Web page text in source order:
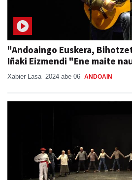
"Andoaingo Euskera,
Iñaki Eizmendi "Ene maite
Xabier Lasa 2024 abe 06 ANDOAIN